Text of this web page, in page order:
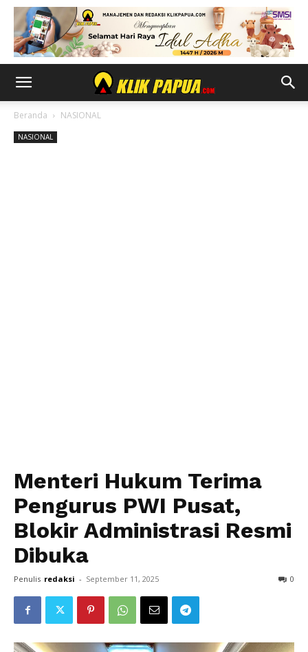
Beranda NASIONAL
NASIONAL
Menteri Hukum Terima
Pengurus PWI Pusat,
Blokir Administrasi Resmi
Dibuka
Penulis redaksi - September 11, 2025 0